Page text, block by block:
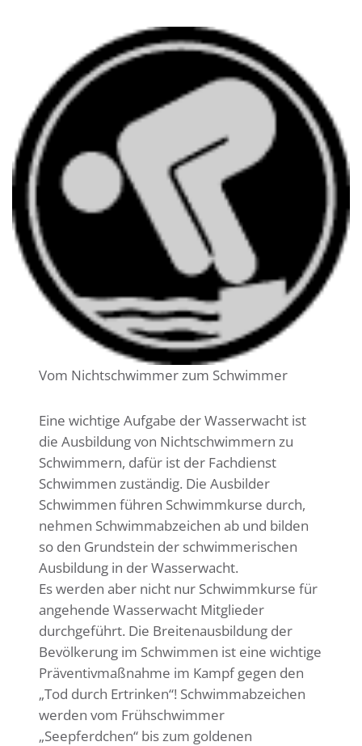
Vom Nichtschwimmer zum Schwimmer
Eine wichtige Aufgabe der Wasserwacht ist
die Ausbildung von Nichtschwimmern zu
Schwimmern, dafür ist der Fachdienst
Schwimmen zuständig. Die Ausbilder
Schwimmen führen Schwimmkurse durch,
nehmen Schwimmabzeichen ab und bilden
so den Grundstein der schwimmerischen
Ausbildung in der Wasserwacht.
Es werden aber nicht nur Schwimmkurse für
angehende Wasserwacht Mitglieder
durchgeführt. Die Breitenausbildung der
Bevölkerung im Schwimmen ist eine wichtige
Präventivmaßnahme im Kampf gegen den
„Tod durch Ertrinken“! Schwimmabzeichen
werden vom Frühschwimmer
„Seepferdchen“ bis zum goldenen